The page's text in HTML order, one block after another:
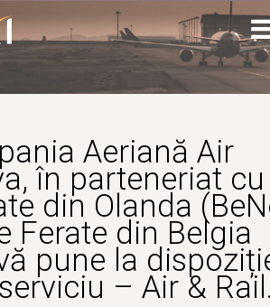
Aeriană Air
în parteneriat cu
din Olanda
Ferate din Belgia
pune la
– Air &